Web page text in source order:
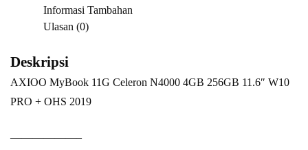
Informasi Tambahan
Ulasan (0)
Deskripsi
AXIOO MyBook 11G Celeron N4000 4GB 256GB 11.6″ W10
PRO + OHS 2019
——————–